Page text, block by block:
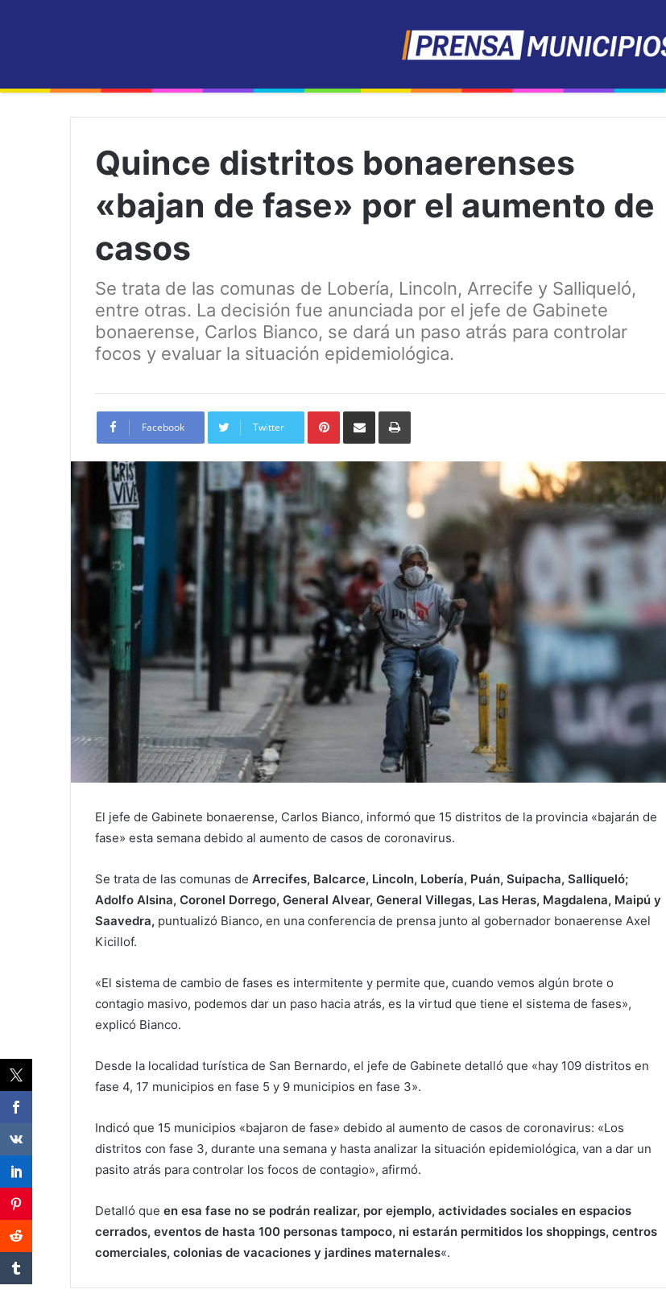
Quince distritos bonaerenses
«bajan de fase» por el aumento de
casos
Se trata de las comunas de Lobería, Lincoln, Arrecife y Salliqueló,
entre otras. La decisión fue anunciada por el jefe de Gabinete
bonaerense, Carlos Bianco, se dará un paso atrás para controlar
focos y evaluar la situación epidemiológica.
Facebook Twitter
PinterestShare
Email
Print
El jefe de Gabinete bonaerense, Carlos Bianco, informó que 15 distritos de la provincia «bajarán de
fase» esta semana debido al aumento de casos de coronavirus.
Se trata de las comunas de Arrecifes, Balcarce, Lincoln, Lobería, Puán, Suipacha, Salliqueló;
Adolfo Alsina, Coronel Dorrego, General Alvear, General Villegas, Las Heras, Magdalena, Maipú y
Saavedra, puntualizó Bianco, en una conferencia de prensa junto al gobernador bonaerense Axel
Kicillof.
«El sistema de cambio de fases es intermitente y permite que, cuando vemos algún brote o
contagio masivo, podemos dar un paso hacia atrás, es la virtud que tiene el sistema de fases»,
explicó Bianco.
Desde la localidad turística de San Bernardo, el jefe de Gabinete detalló que «hay 109 distritos en
fase 4, 17 municipios en fase 5 y 9 municipios en fase 3».
Indicó que 15 municipios «bajaron de fase» debido al aumento de casos de coronavirus: «Los
distritos con fase 3, durante una semana y hasta analizar la situación epidemiológica, van a dar un
pasito atrás para controlar los focos de contagio», afirmó.
Detalló que en esa fase no se podrán realizar, por ejemplo, actividades sociales en espacios
cerrados, eventos de hasta 100 personas tampoco, ni estarán permitidos los shoppings, centros
comerciales, colonias de vacaciones y jardines maternales«.